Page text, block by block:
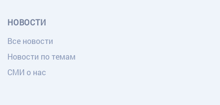
НОВОСТИ
Все новости
Новости по темам
СМИ о нас